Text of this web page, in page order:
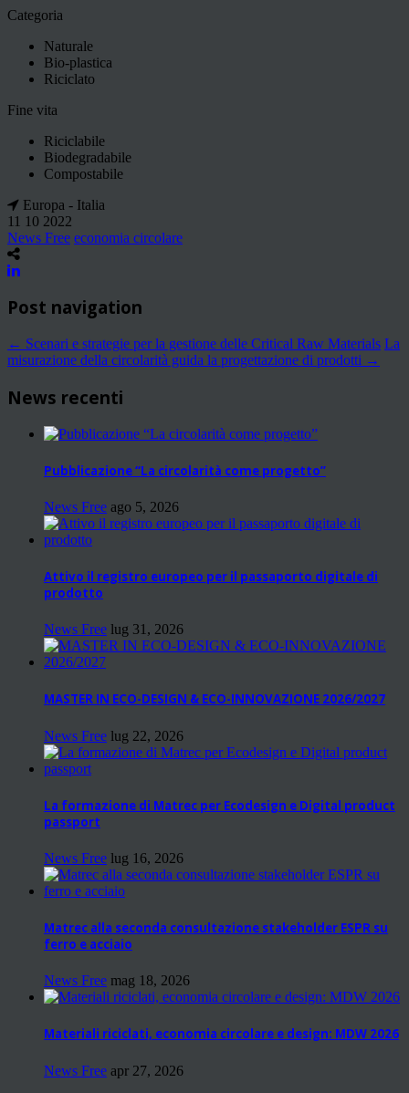
Categoria
Naturale
Bio-plastica
Riciclato
Fine vita
Riciclabile
Biodegradabile
Compostabile
Europa - Italia
11 10 2022
News Free economia circolare
Post navigation
← Scenari e strategie per la gestione delle Critical Raw Materials La
misurazione della circolarità guida la progettazione di prodotti →
News recenti
Pubblicazione “La circolarità come progetto”
News Free ago 5, 2026
Attivo il registro europeo per il passaporto digitale di
prodotto
News Free lug 31, 2026
MASTER IN ECO-DESIGN & ECO-INNOVAZIONE 2026/2027
News Free lug 22, 2026
La formazione di Matrec per Ecodesign e Digital product
passport
News Free lug 16, 2026
Matrec alla seconda consultazione stakeholder ESPR su
ferro e acciaio
News Free mag 18, 2026
Materiali riciclati, economia circolare e design: MDW 2026
News Free apr 27, 2026